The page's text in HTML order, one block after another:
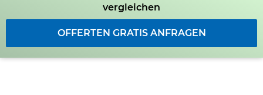
vergleichen
OFFERTEN GRATIS ANFRAGEN